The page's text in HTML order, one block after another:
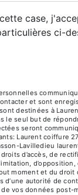
case,
ci-
et sont
destinées à
le seul but de
seront
Laurent coiffure
Lavilledieu
d’accès, de
moment et du droit
d’une autorité de
de vos données post-